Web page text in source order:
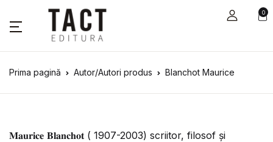
0
Prima pagină Autor/Autori produs Blanchot Maurice
𝐌𝐚𝐮𝐫𝐢𝐜𝐞 𝐁𝐥𝐚𝐧𝐜𝐡𝐨𝐭 ( 1907-2003) scriitor, filosof și